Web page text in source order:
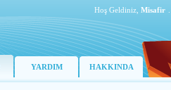
Hoş Geldiniz, Misafir
YARDIM HAKKINDA